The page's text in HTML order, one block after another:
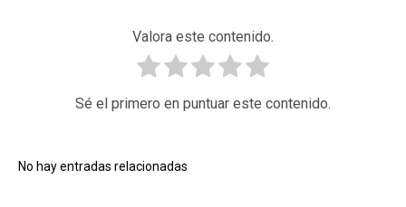
Valora este contenido.
Sé el primero en puntuar este contenido.
No hay entradas relacionadas